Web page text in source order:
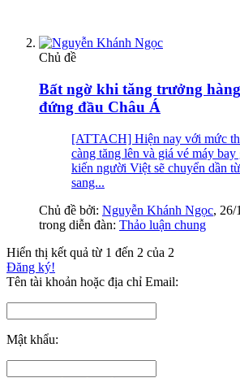
Chủ đề
Bất ngờ khi tăng trưởng
đứng đầu Châu Á
[ATTACH] Hiện nay với mức
càng tăng lên và giá vé máy
kiến người Việt sẽ chuyển dần
sang...
Chủ đề bởi: Nguyễn Khánh Ngọc, 26/
trong diễn đàn: Thảo luận chung
Hiển thị kết quả từ 1 đến 2 của 2
Đăng ký!
Tên tài khoản hoặc địa chỉ Email:
Mật khẩu: